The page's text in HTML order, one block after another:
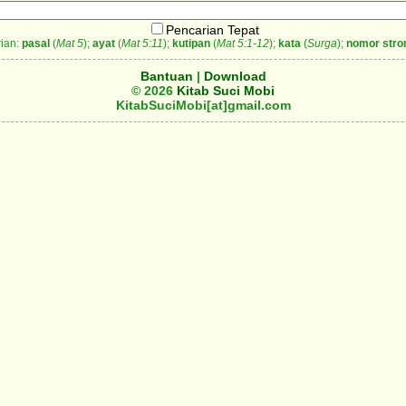
Pencarian Tepat
pasal(Mat 5); ayat(Mat 5:11); kutipan(Mat 5:1-12); kata (Surga); nomor
Bantuan | Download
© 2026 Kitab Suci Mobi
KitabSuciMobi[at]gmail.com